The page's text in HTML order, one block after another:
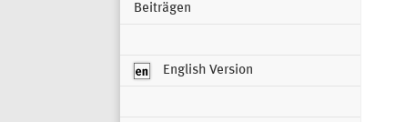
Beiträgen
English Version